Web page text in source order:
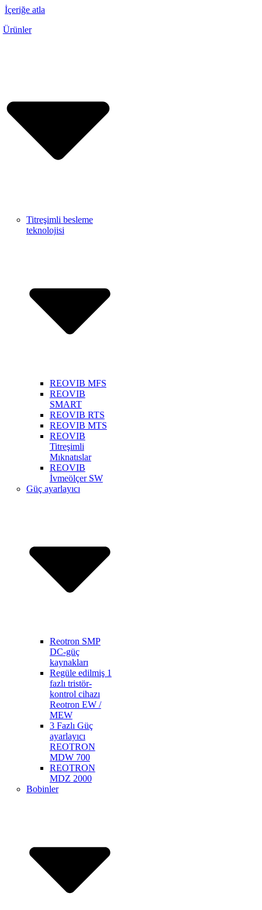
İçeriğe atla
Ürünler
Titreşimli besleme
teknolojisi
REOVIB MFS
REOVIB
SMART
REOVIB RTS
REOVIB MTS
REOVIB
Titreşimli
Mıknatıslar
REOVIB
İvmeölçer SW
Güç ayarlayıcı
Reotron SMP
DC-güç
kaynakları
Regüle edilmiş 1
fazlı tristör-
kontrol cihazı
Reotron EW /
MEW
3 Fazlı Güç
ayarlayıcı
REOTRON
MDW 700
REOTRON
MDZ 2000
Bobinler